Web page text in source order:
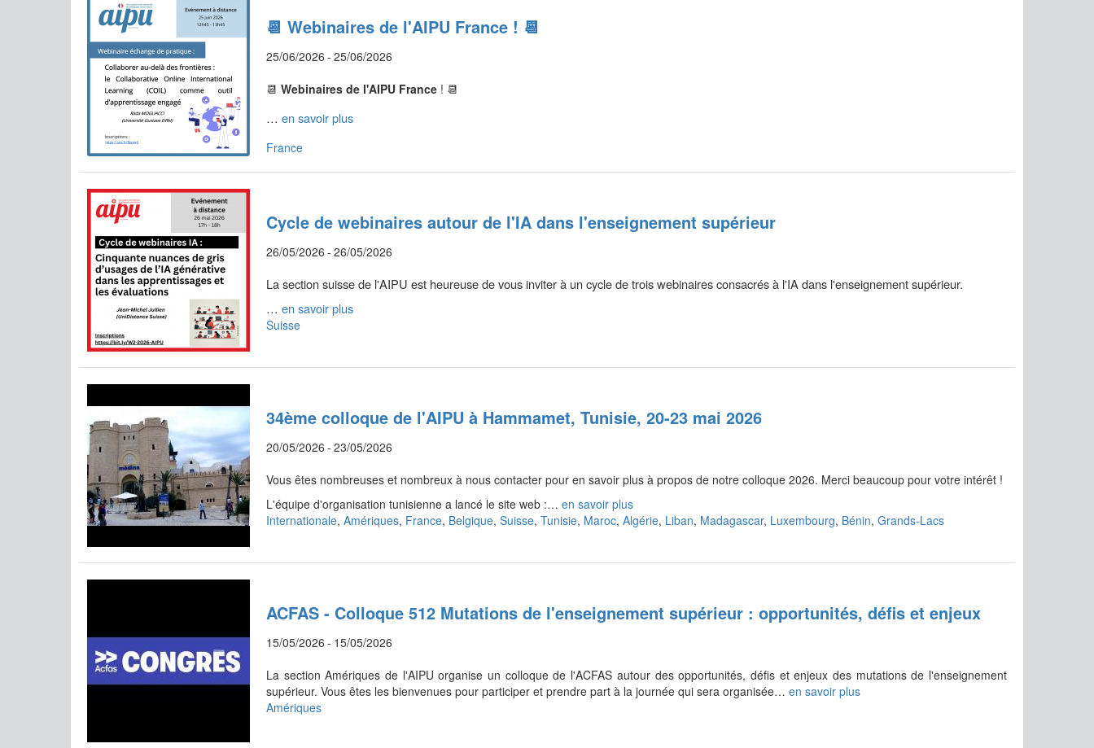
📆 Webinaires de l'AIPU France ! 📆
25/06/2026 - 25/06/2026
📆 Webinaires de l'AIPU France ! 📆
… en savoir plus
France
Cycle de webinaires autour de l'IA dans l'enseignement supérieur
26/05/2026 - 26/05/2026
La section suisse de l'AIPU est heureuse de vous inviter à un cycle de trois webinaires consacrés à l'IA dans l'enseignement supérieur.
… en savoir plus
Suisse
34ème colloque de l'AIPU à Hammamet, Tunisie, 20-23 mai 2026
20/05/2026 - 23/05/2026
Vous êtes nombreuses et nombreux à nous contacter pour en savoir plus à propos de notre colloque 2026. Merci beaucoup pour votre intérêt !
L'équipe d'organisation tunisienne a lancé le site web :… en savoir plus
Internationale, Amériques, France, Belgique, Suisse, Tunisie, Maroc, Algérie, Liban, Madagascar, Luxembourg, Bénin, Grands-Lacs
ACFAS - Colloque 512 Mutations de l'enseignement supérieur : opportunités, défis et enjeux
15/05/2026 - 15/05/2026
La section Amériques de l'AIPU organise un colloque de l'ACFAS autour des opportunités, défis et enjeux des mutations de l'enseignement
supérieur. Vous êtes les bienvenues pour participer et prendre part à la journée qui sera organisée… en savoir plus
Amériques